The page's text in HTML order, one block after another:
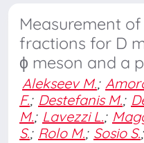
Measurement
fractions for D
ϕ meson and a
Alekseev M.;
F.; Destefanis M.;
M.; Lavezzi L.;
S.; Rolo M.; Sosio S.;